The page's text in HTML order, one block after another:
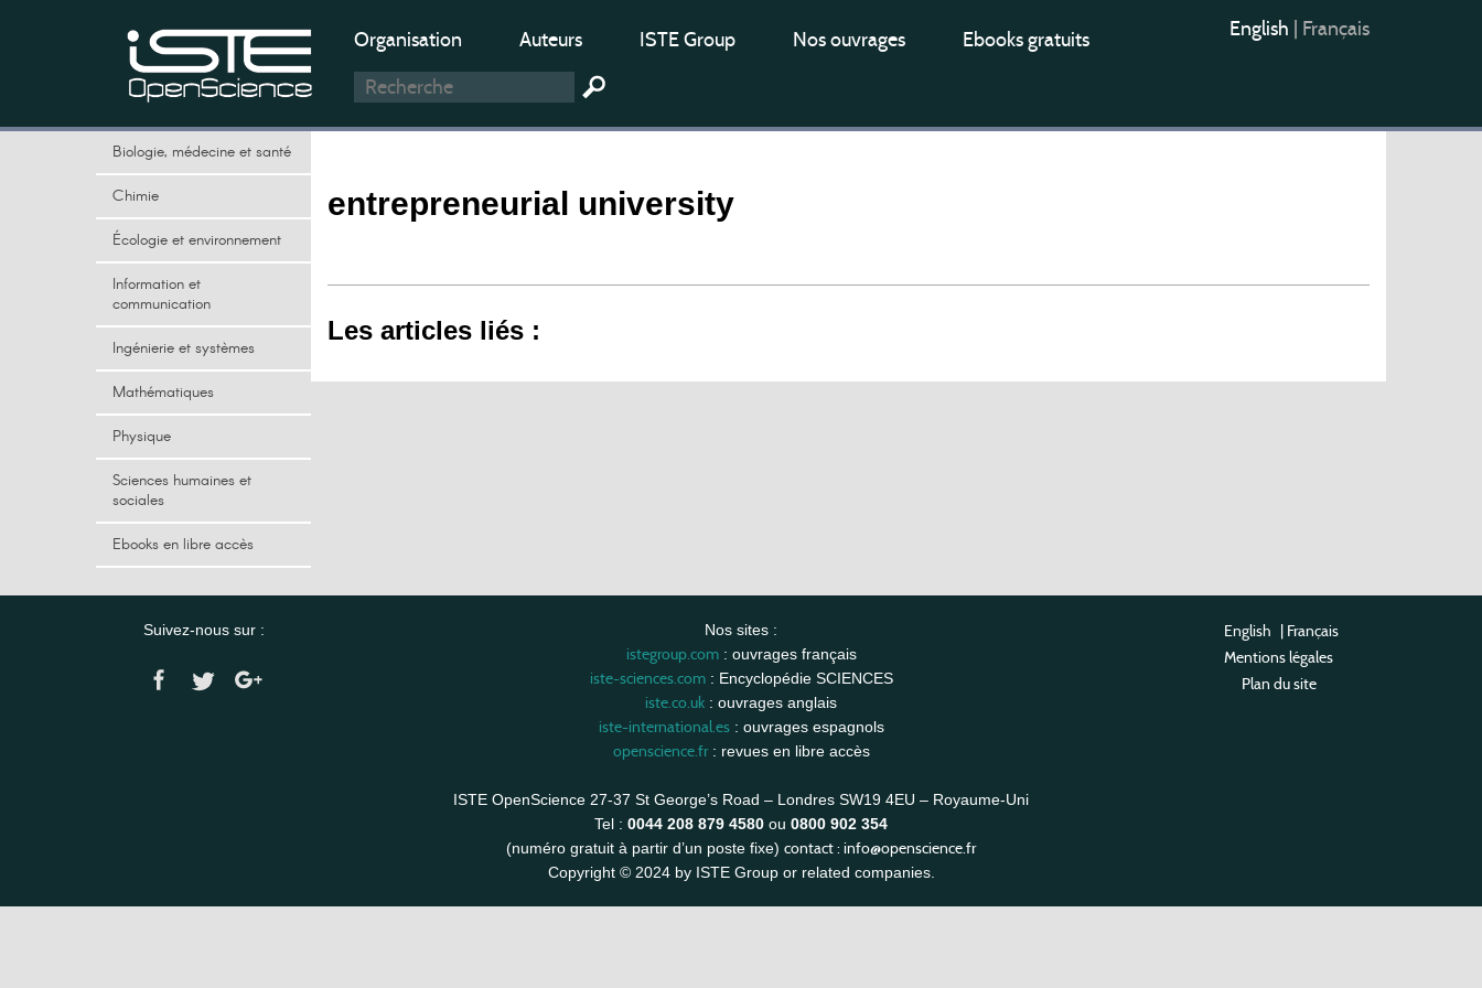
Organisation Auteurs ISTE Group Nos ouvrages Ebooks gratuits English Français
Biologie, médecine et santé
Chimie
Écologie et environnement
Information et
communication
Ingénierie et systèmes
Mathématiques
Physique
Sciences humaines et
sociales
Ebooks en libre accès
entrepreneurial university
Les articles liés :
Suivez-nous sur : Nos sites :
istegroup.com: ouvrages français
iste-sciences.com: Encyclopédie SCIENCES
iste.co.uk : ouvrages anglais
iste-international.es: ouvrages espagnols
openscience.fr: revues en libre accès
ISTE OpenScience 27-37 St George’s Road – Londres SW19 4EU – Royaume-Uni
Tel : 0044 208 879 4580 ou 0800 902 354
(numéro gratuit à partir d’un poste fixe) contact : info@openscience.fr
Copyright © 2024 by ISTE Group or related companies.
English | Français
Mentions légales
Plan du site